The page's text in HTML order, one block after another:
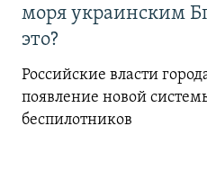
моря украинским
это?
Российские власти
появление новой
беспилотников